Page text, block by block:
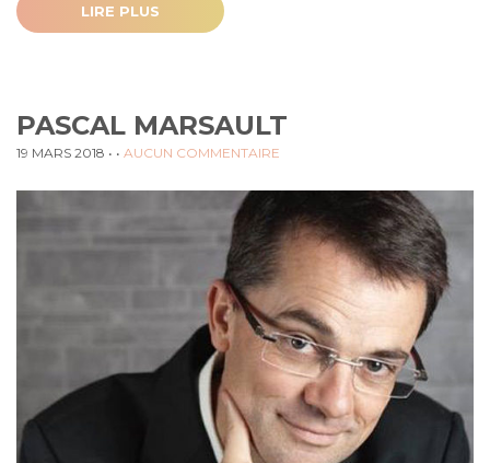
LIRE PLUS
PASCAL MARSAULT
19 MARS 2018 • • AUCUN COMMENTAIRE